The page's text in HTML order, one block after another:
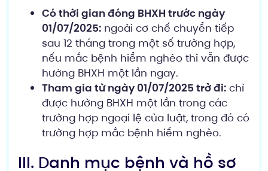
Có thời gian đóng BHXH trước ngày
01/07/2025: ngoài cơ chế chuyển tiếp
sau 12 tháng trong một số trường hợp,
nếu mắc bệnh hiểm nghèo thì vẫn được
hưởng BHXH một lần ngay.
Tham gia từ ngày 01/07/2025 trở đi: chỉ
được hưởng BHXH một lần trong các
trường hợp ngoại lệ của luật, trong đó có
trường hợp mắc bệnh hiểm nghèo.
III. Danh mục bệnh và hồ sơ